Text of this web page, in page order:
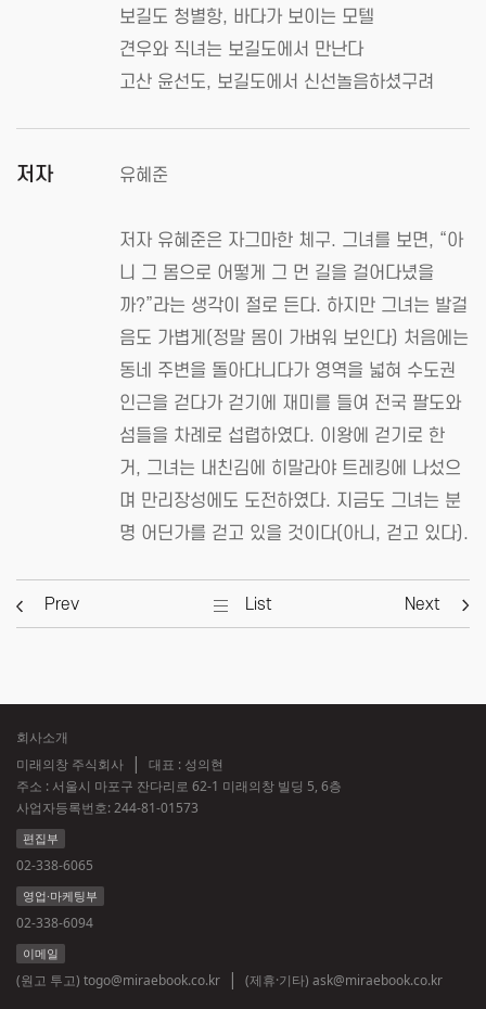
보길도 청별항, 바다가 보이는 모텔
견우와 직녀는 보길도에서 만난다
고산 윤선도, 보길도에서 신선놀음하셨구려
저자 유혜준
저자 유혜준은 자그마한 체구. 그녀를 보면, “아
니 그 몸으로 어떻게 그 먼 길을 걸어다녔을
까?”라는 생각이 절로 든다. 하지만 그녀는 발걸
음도 가볍게(정말 몸이 가벼워 보인다) 처음에는
동네 주변을 돌아다니다가 영역을 넓혀 수도권
인근을 걷다가 걷기에 재미를 들여 전국 팔도와
섬들을 차례로 섭렵하였다. 이왕에 걷기로 한
거, 그녀는 내친김에 히말라야 트레킹에 나섰으
며 만리장성에도 도전하였다. 지금도 그녀는 분
명 어딘가를 걷고 있을 것이다(아니, 걷고 있다).
Prev List Next
회사소개
미래의창 주식회사
대표 : 성의현
주소 : 서울시 마포구 잔다리로 62-1 미래의창 빌딩 5, 6층
사업자등록번호:244-81-01573
편집부
02-338-6065
영업·마케팅부
02-338-6094
이메일
(원고 투고) togo@miraebook.co.kr (제휴·기타) ask@miraebook.co.kr